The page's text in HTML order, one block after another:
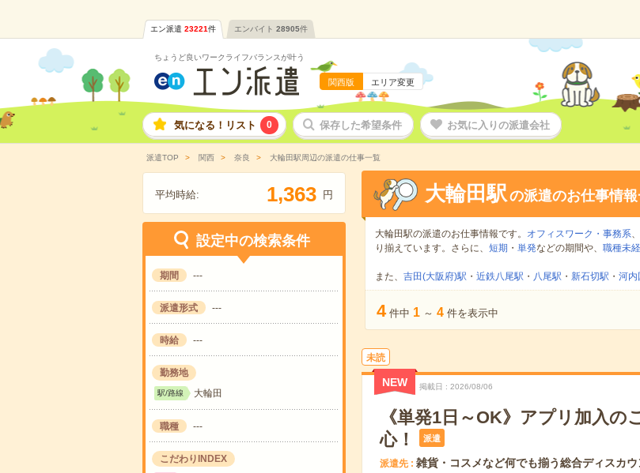
エン派遣 23221件 エンバイト 28905件
ちょうど良いワークライフバランスが叶う
関西版 エリア変更
気になる！リスト 0 保存した希望条件 お気に入りの派遣会社
派遣TOP 関西 奈良 大輪田駅周辺の派遣の仕事一覧
平均時給: 1,363 円
設定中の検索条件
期間 ---
派遣形式 ---
時給 ---
勤務地
駅/路線 大輪田
職種 ---
こだわりINDEX
大輪田駅の派遣のお仕事情
大輪田駅の派遣のお仕事情報です。 オフィスワーク・事務系、
り揃えています。さらに、 短期 ・ 単発などの期間や、 職種未
また、 吉田(大阪府)駅 ・ 近鉄八尾駅 ・ 八尾駅 ・ 新石切駅 ・ 河内
4 件中 1 ～ 4 件を表示中
未読
NEW 掲載日 2026/08/06
《単発1日～OK》アプリ加入の
心！
派遣
派遣先 雑貨・コスメなど何でも揃う総合ディスカウ